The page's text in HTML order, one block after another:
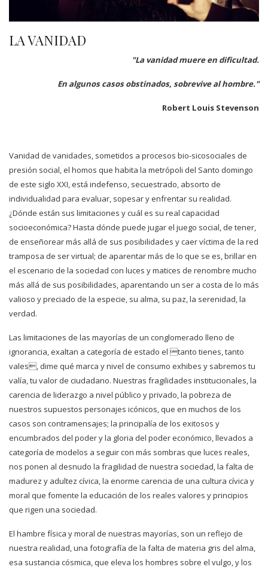
LA VANIDAD
"La vanidad muere en dificultad.
En algunos casos obstinados, sobrevive al hombre."
Robert Louis Stevenson
Vanidad de vanidades, sometidos a procesos bio-sicosociales de
presión social, el homos que habita la metrópoli del Santo domingo
de este siglo XXI, está indefenso, secuestrado, absorto de
individualidad para evaluar, sopesar y enfrentar su realidad.
¿Dónde están sus limitaciones y cuál es su real capacidad
socioeconómica? Hasta dónde puede jugar el juego social, de tener,
de enseñorear más allá de sus posibilidades y caer víctima de la red
tramposa de ser virtual; de aparentar más de lo que se es, brillar en
el escenario de la sociedad con luces y matices de renombre mucho
más allá de sus posibilidades, aparentando un ser a costa de lo más
valioso y preciado de la especie, su alma, su paz, la serenidad, la
verdad.
Las limitaciones de las mayorías de un conglomerado lleno de
ignorancia, exaltan a categoría de estado el tanto tienes, tanto
vales, dime qué marca y nivel de consumo exhibes y sabremos tu
valía, tu valor de ciudadano. Nuestras fragilidades institucionales, la
carencia de liderazgo a nivel público y privado, la pobreza de
nuestros supuestos personajes icónicos, que en muchos de los
casos son contramensajes; la principalía de los exitosos y
encumbrados del poder y la gloria del poder económico, llevados a
categoría de modelos a seguir con más sombras que luces reales,
nos ponen al desnudo la fragilidad de nuestra sociedad, la falta de
madurez y adultez cívica, la enorme carencia de una cultura cívica y
moral que fomente la educación de los reales valores y principios
que rigen una sociedad.
El hambre física y moral de nuestras mayorías, son un reflejo de
nuestra realidad, una fotografía de la falta de materia gris del alma,
esa sustancia cósmica, que eleva los hombres sobre el vulgo, y los